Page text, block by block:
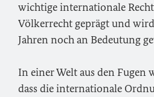
wichtige internationale
Völkerrecht geprägt und
Jahren noch an Bedeutung
In einer Welt aus den
dass die internationale